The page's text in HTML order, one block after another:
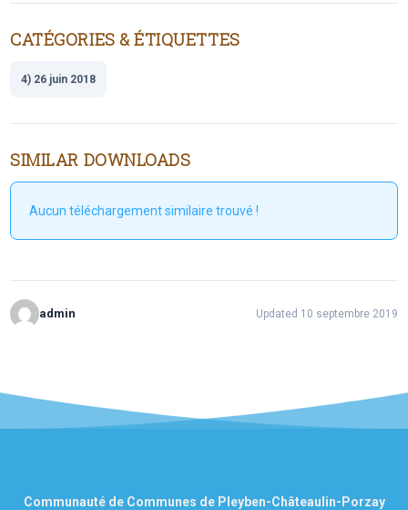
CATÉGORIES & ÉTIQUETTES
4) 26 juin 2018
SIMILAR DOWNLOADS
Aucun téléchargement similaire trouvé !
admin Updated 10 septembre 2019
Communauté de Communes de Pleyben-Châteaulin-Porzay